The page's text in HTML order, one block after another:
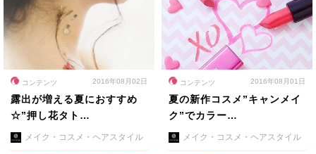
コンテンツ 2016年08月02日
露出が増える夏におすすめ
☆”押し花タト…
メイク・コスメ・ヘアスタイル
コンテンツ 2016年08月01日
夏の新作コスメ”キャンメイ
ク”でカラー…
メイク・コスメ・ヘアスタイル